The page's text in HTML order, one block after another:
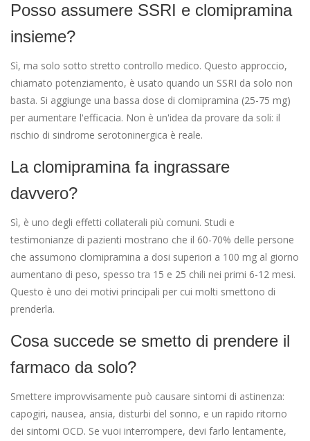
Posso assumere SSRI e clomipramina
insieme?
Sì, ma solo sotto stretto controllo medico. Questo approccio,
chiamato potenziamento, è usato quando un SSRI da solo non
basta. Si aggiunge una bassa dose di clomipramina (25-75 mg)
per aumentare l'efficacia. Non è un'idea da provare da soli: il
rischio di sindrome serotoninergica è reale.
La clomipramina fa ingrassare
davvero?
Sì, è uno degli effetti collaterali più comuni. Studi e
testimonianze di pazienti mostrano che il 60-70% delle persone
che assumono clomipramina a dosi superiori a 100 mg al giorno
aumentano di peso, spesso tra 15 e 25 chili nei primi 6-12 mesi.
Questo è uno dei motivi principali per cui molti smettono di
prenderla.
Cosa succede se smetto di prendere il
farmaco da solo?
Smettere improvvisamente può causare sintomi di astinenza:
capogiri, nausea, ansia, disturbi del sonno, e un rapido ritorno
dei sintomi OCD. Se vuoi interrompere, devi farlo lentamente,